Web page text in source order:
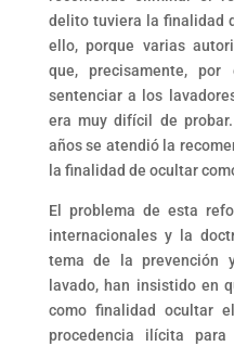
delito tuviera la finalidad
ello, porque varias
que, precisamente,
sentenciar a los
era muy difícil de
años se atendió la
la finalidad de ocultar
El problema de esta
internacionales y la
tema de la prevención
lavado, han insistido en
como finalidad ocultar
procedencia ilícita